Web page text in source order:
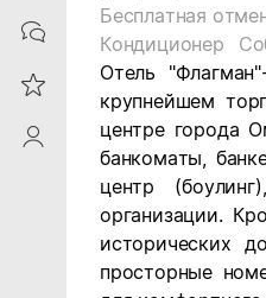
Contacts
Reviews
ProfileSaby
Бесплатная
Кондиционер
Отель
крупнейшем
центре города
банкоматы,
центр
организации.
исторических
просторные